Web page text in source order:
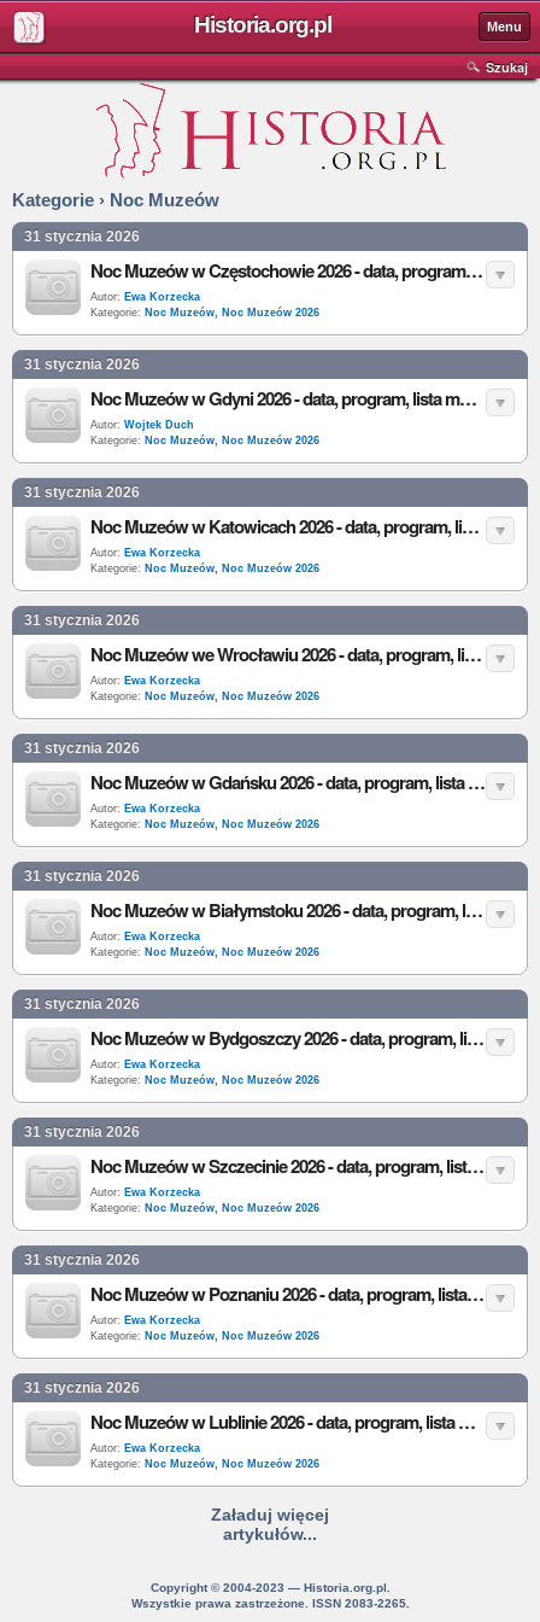
Historia.org.pl Menu
Szukaj
Kategorie › Noc Muzeów
31 stycznia 2026
Noc Muzeów w Częstochowie 2026 - data, program, lista muzeów i atrakcje
Autor: Ewa Korzecka
Kategorie: Noc Muzeów, Noc Muzeów 2026
31 stycznia 2026
Noc Muzeów w Gdyni 2026 - data, program, lista muzeów i atrakcje
Autor: Wojtek Duch
Kategorie: Noc Muzeów, Noc Muzeów 2026
31 stycznia 2026
Noc Muzeów w Katowicach 2026 - data, program, lista muzeów i atrakcje
Autor: Ewa Korzecka
Kategorie: Noc Muzeów, Noc Muzeów 2026
31 stycznia 2026
Noc Muzeów we Wrocławiu 2026 - data, program, lista muzeów i atrakcje
Autor: Ewa Korzecka
Kategorie: Noc Muzeów, Noc Muzeów 2026
31 stycznia 2026
Noc Muzeów w Gdańsku 2026 - data, program, lista muzeów i atrakcje
Autor: Ewa Korzecka
Kategorie: Noc Muzeów, Noc Muzeów 2026
31 stycznia 2026
Noc Muzeów w Białymstoku 2026 - data, program, lista muzeów i atrakcje
Autor: Ewa Korzecka
Kategorie: Noc Muzeów, Noc Muzeów 2026
31 stycznia 2026
Noc Muzeów w Bydgoszczy 2026 - data, program, lista muzeów i atrakcje
Autor: Ewa Korzecka
Kategorie: Noc Muzeów, Noc Muzeów 2026
31 stycznia 2026
Noc Muzeów w Szczecinie 2026 - data, program, lista muzeów i atrakcje
Autor: Ewa Korzecka
Kategorie: Noc Muzeów, Noc Muzeów 2026
31 stycznia 2026
Noc Muzeów w Poznaniu 2026 - data, program, lista muzeów i atrakcje
Autor: Ewa Korzecka
Kategorie: Noc Muzeów, Noc Muzeów 2026
31 stycznia 2026
Noc Muzeów w Lublinie 2026 - data, program, lista muzeów i atrakcje
Autor: Ewa Korzecka
Kategorie: Noc Muzeów, Noc Muzeów 2026
Załaduj więcej
artykułów...
Copyright © 2004-2023 — Historia.org.pl.
Wszystkie prawa zastrzeżone. ISSN 2083-2265.